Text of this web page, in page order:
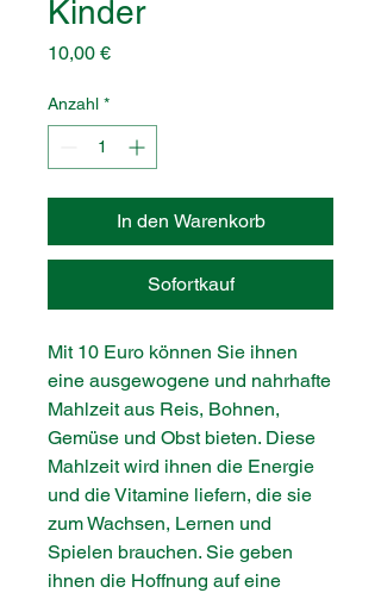
Kinder
10,00 €Preis
Anzahl *
In den Warenkorb
Sofortkauf
Mit 10 Euro können Sie ihnen
eine ausgewogene und nahrhafte
Mahlzeit aus Reis, Bohnen,
Gemüse und Obst bieten. Diese
Mahlzeit wird ihnen die Energie
und die Vitamine liefern, die sie
zum Wachsen, Lernen und
Spielen brauchen. Sie geben
ihnen die Hoffnung auf eine